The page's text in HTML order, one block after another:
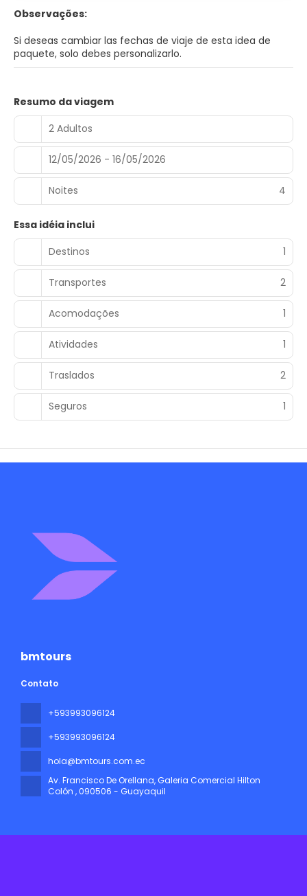
Observações:
Si deseas cambiar las fechas de viaje de esta idea de
paquete, solo debes personalizarlo.
Resumo da viagem
2 Adultos
12/05/2026 - 16/05/2026
Noites 4
Essa idéia inclui
Destinos
1
Transportes 2
Acomodações 1
Atividades 1
Traslados 2
Seguros 1
bmtours
Contato
+593993096124
+593993096124
hola@bmtours.com.ec
Av. Francisco De Orellana, Galeria Comercial Hilton
Colón , 090506 - Guayaquil